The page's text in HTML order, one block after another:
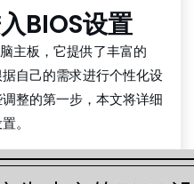
BIOS设置
主板，它提供了丰富的
自己的需求进行个性化设
整的第一步，本文将详细
。